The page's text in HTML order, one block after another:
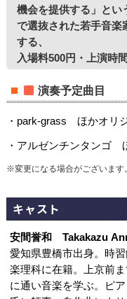
機会を提供する」とい
で選抜された若手音楽
する、
入場料500円・上演時
演奏予定曲目
・ park-grass ほかオリ
・アルゼンチンタンゴ
※変更になる場合がございます
キャスト
安間誉和 Takakazu
愛知県豊橋市出身。時
楽理科に在籍。上京前
に通い音楽を学ぶ。ピ